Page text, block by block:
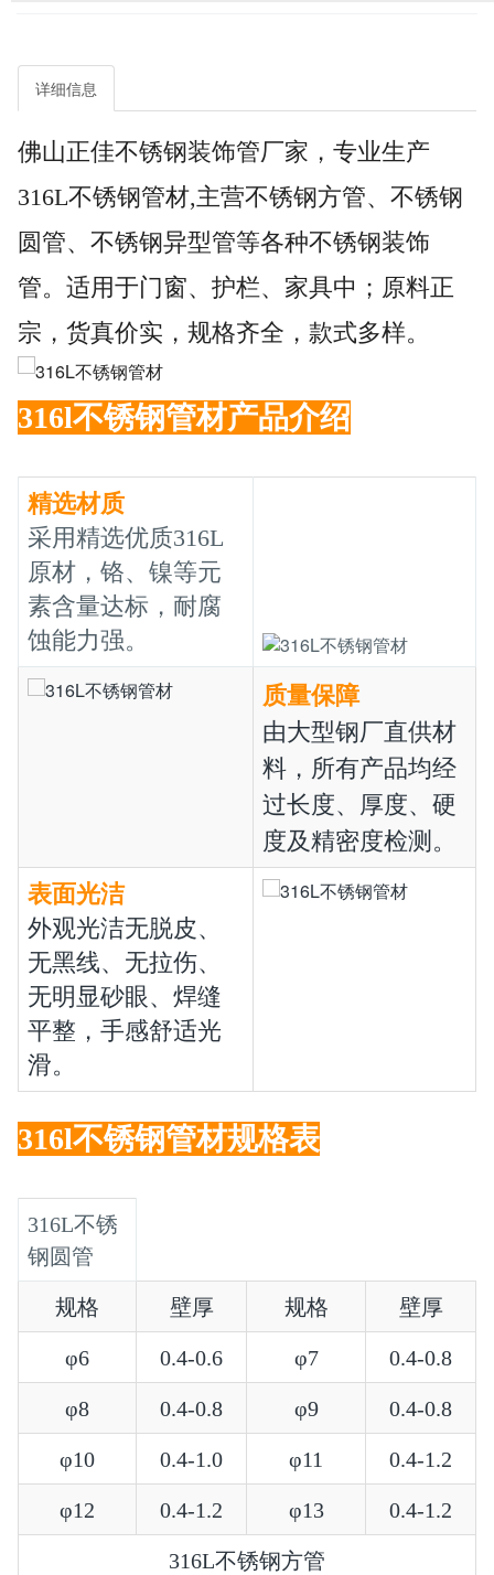
详细信息
佛山正佳不锈钢装饰管厂家，专业生产
316L不锈钢管材,主营不锈钢方管、不锈钢
圆管、不锈钢异型管等各种不锈钢装饰
管。适用于门窗、护栏、家具中；原料正
宗，货真价实，规格齐全，款式多样。
316l不锈钢管材产品介绍
精选材质
采用精选优质316L
原材，铬、镍等元
素含量达标，耐腐
蚀能力强。
质量保障
由大型钢厂直供材
料，所有产品均经
过长度、厚度、硬
度及精密度检测。
表面光洁
外观光洁无脱皮、
无黑线、无拉伤、
无明显砂眼、焊缝
平整，手感舒适光
滑。
316l不锈钢管材规格表
316L不锈
钢圆管
规格 壁厚 规格 壁厚
φ6 0.4-0.6 φ7 0.4-0.8
φ8 0.4-0.8 φ9 0.4-0.8
φ10 0.4-1.0 φ11 0.4-1.2
φ12 0.4-1.2 φ13 0.4-1.2
316L不锈钢方管